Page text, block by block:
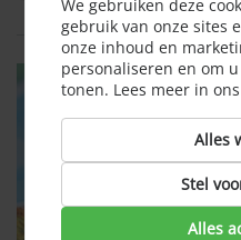
We gebruiken deze
gebruik van onze sites
onze inhoud en
personaliseren en om
tonen. Lees meer in ons
Alles
Stel
Alles